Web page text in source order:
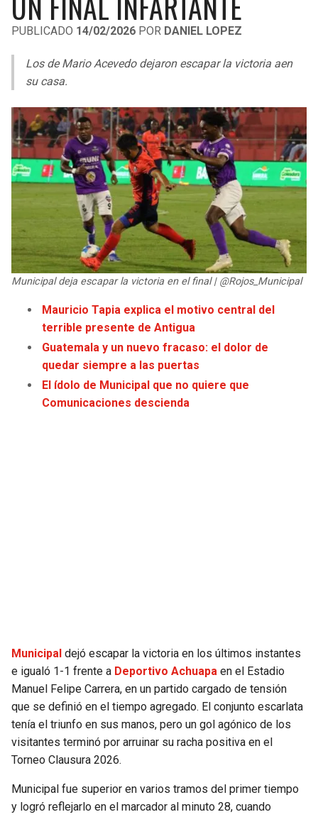
LIGA DE EXPANSIÓN MX
LEAGUES CUP
UEFA EUROPA LEAGUE
UEFA CONFERENCE LEAGUE
MLS
COPA SUDAMERICANA
LIGA BETPLAY
OTRAS LIGAS
PUBLICADO 14/02/2026 POR DANIEL LOPEZ
Los de Mario Acevedo dejaron escapar la victoria aen
su casa.
Municipal deja escapar la victoria en el final | @Rojos_Municipal
Mauricio Tapia explica el motivo central del
terrible presente de Antigua
Guatemala y un nuevo fracaso: el dolor de
quedar siempre a las puertas
El ídolo de Municipal que no quiere que
Comunicaciones descienda
Municipal dejó escapar la victoria en los últimos instantes
e igualó 1-1 frente a Deportivo Achuapa en el Estadio
Manuel Felipe Carrera, en un partido cargado de tensión
que se definió en el tiempo agregado. El conjunto escarlata
tenía el triunfo en sus manos, pero un gol agónico de los
visitantes terminó por arruinar su racha positiva en el
Torneo Clausura 2026.
Municipal fue superior en varios tramos del primer tiempo
y logró reflejarlo en el marcador al minuto 28, cuando